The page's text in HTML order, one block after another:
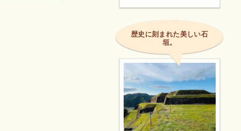
歴史に刻まれた美しい石
垣。